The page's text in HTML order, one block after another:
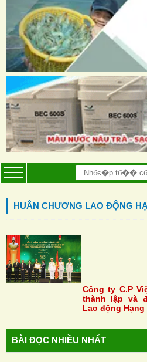
HUÂN CHƯƠNG LAO ĐỘNG
Công ty C.P
thành lập và
Lao động Hạng
BÀI ĐỌC NHIỀU NHẤT